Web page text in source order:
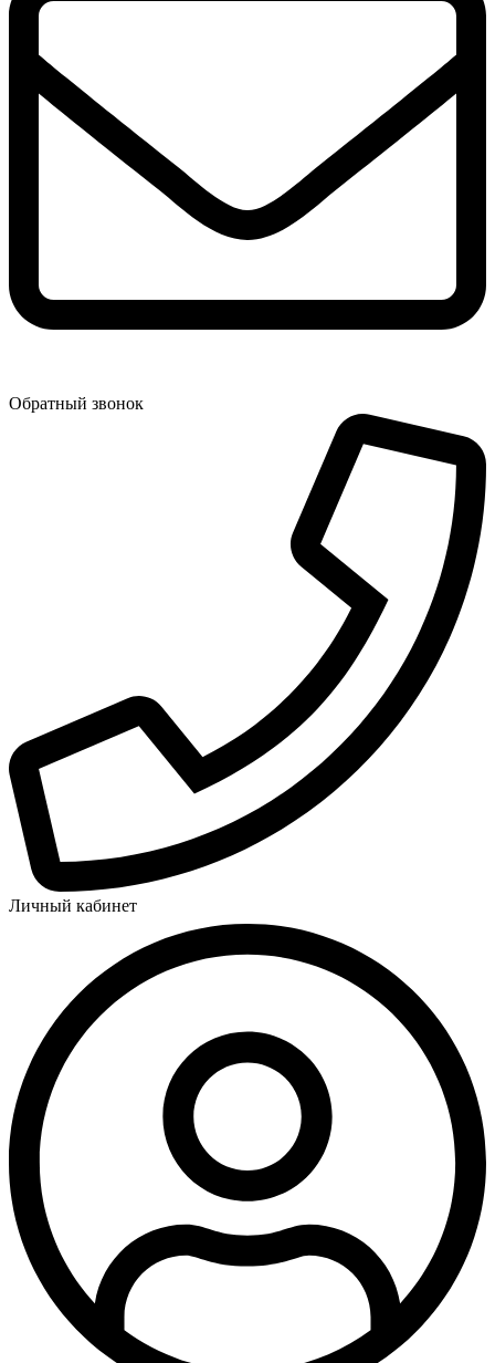
Обратный звонок
Личный кабинет